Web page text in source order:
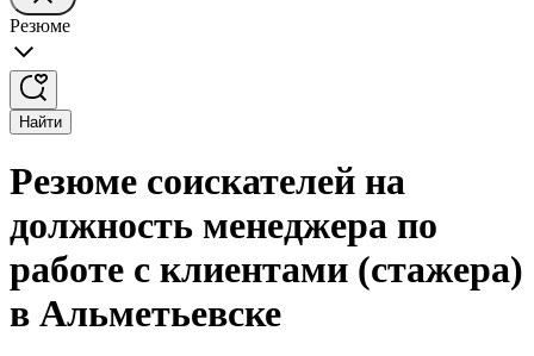
Резюме
Найти
Резюме соискателей на
должность менеджера по
работе с клиентами (стажера)
в Альметьевске